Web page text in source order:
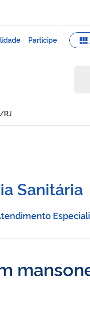
RJ
Sanitária